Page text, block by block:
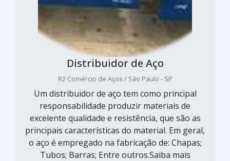
Distribuidor de Aço
R2 Comércio de Aços / São Paulo - SP
Um distribuidor de aço tem como principal
responsabilidade produzir materiais de
excelente qualidade e resistência, que são as
principais características do material. Em geral,
o aço é empregado na fabricação de: Chapas;
Tubos; Barras; Entre outros.Saiba mais